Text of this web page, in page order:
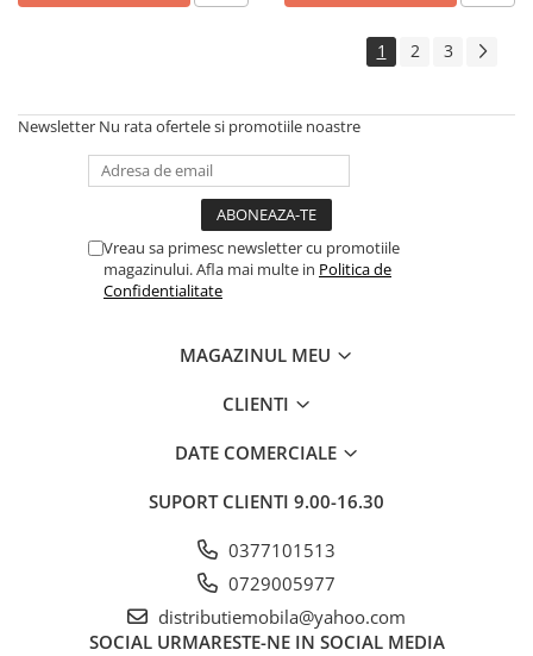
1 2 3
Newsletter Nu rata ofertele si promotiile noastre
Vreau sa primesc newsletter cu promotiile
magazinului. Afla mai multe in Politica de
Confidentialitate
MAGAZINUL MEU
CLIENTI
DATE COMERCIALE
SUPORT CLIENTI 9.00-16.30
0377101513
0729005977
distributiemobila@yahoo.com
SOCIAL URMARESTE-NE IN SOCIAL MEDIA